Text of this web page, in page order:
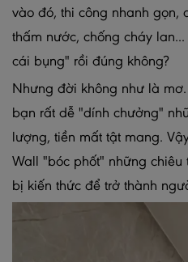
vào đó, thi công nhanh gọn,
thấm nước, chống cháy
cái bụng" rồi đúng không?
Nhưng đời không như là
bạn rất dễ "dính chưởng"
lượng, tiền mất tật mang.
Wall "bóc phốt" những chiêu
bị kiến thức để trở thành